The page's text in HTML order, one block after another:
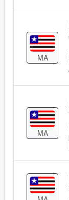
MA
MA